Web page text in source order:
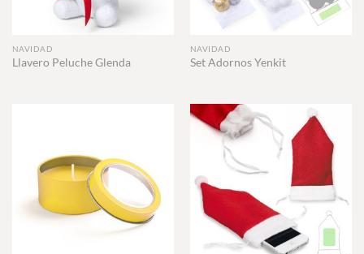
NAVIDAD
Llavero Peluche Glenda
NAVIDAD
Set Adornos Yenkit